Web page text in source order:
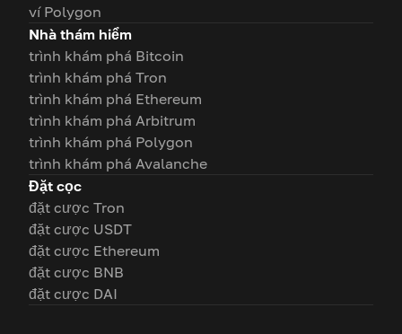
ví Polygon
Nhà thám hiểm
trình khám phá Bitcoin
trình khám phá Tron
trình khám phá Ethereum
trình khám phá Arbitrum
trình khám phá Polygon
trình khám phá Avalanche
Đặt cọc
đặt cược Tron
đặt cược USDT
đặt cược Ethereum
đặt cược BNB
đặt cược DAI